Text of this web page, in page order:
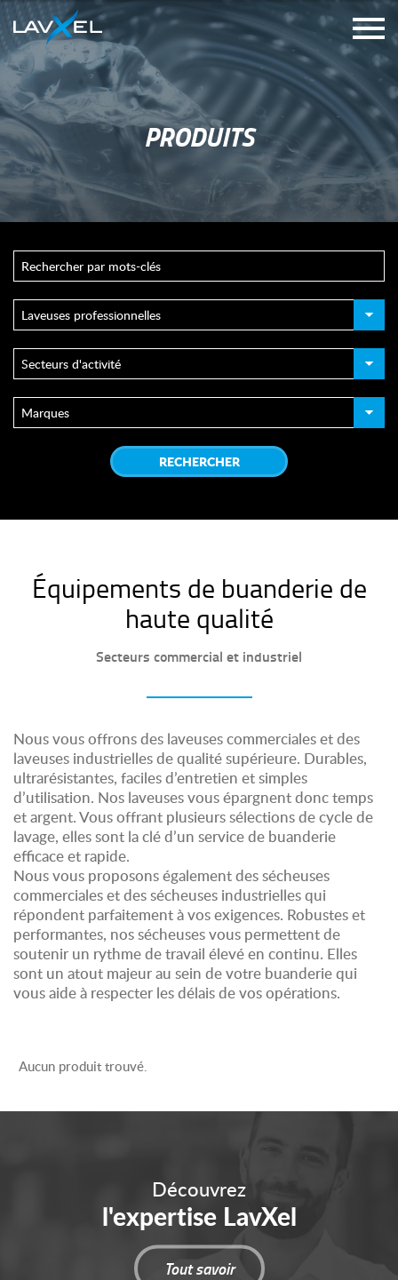
PRODUITS
Équipements de buanderie de
haute qualité
Secteurs commercial et industriel
Nous vous offrons des laveuses commerciales et des
laveuses industrielles de qualité supérieure. Durables,
ultrarésistantes, faciles d’entretien et simples
d’utilisation. Nos laveuses vous épargnent donc temps
et argent. Vous offrant plusieurs sélections de cycle de
lavage, elles sont la clé d’un service de buanderie
efficace et rapide.
Nous vous proposons également des sécheuses
commerciales et des sécheuses industrielles qui
répondent parfaitement à vos exigences. Robustes et
performantes, nos sécheuses vous permettent de
soutenir un rythme de travail élevé en continu. Elles
sont un atout majeur au sein de votre buanderie qui
vous aide à respecter les délais de vos opérations.
Aucun produit trouvé.
Découvrez
l'expertise LavXel
Tout savoir